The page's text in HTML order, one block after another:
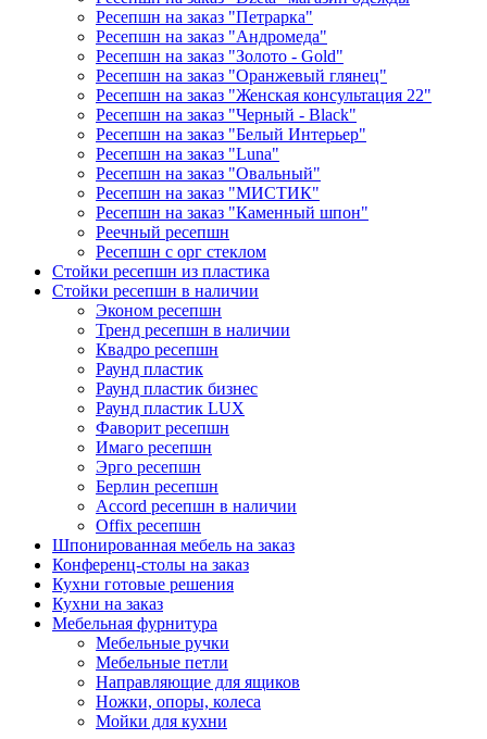
Ресепшн на заказ "Петрарка"
Ресепшн на заказ "Андромеда"
Ресепшн на заказ "Золото - Gold"
Ресепшн на заказ "Оранжевый глянец"
Ресепшн на заказ "Женская консультация 22"
Ресепшн на заказ "Черный - Black"
Ресепшн на заказ "Белый Интерьер"
Ресепшн на заказ "Luna"
Ресепшн на заказ "Овальный"
Ресепшн на заказ "МИСТИК"
Ресепшн на заказ "Каменный шпон"
Реечный ресепшн
Ресепшн с орг стеклом
Стойки ресепшн из пластика
Стойки ресепшн в наличии
Эконом ресепшн
Тренд ресепшн в наличии
Квадро ресепшн
Раунд пластик
Раунд пластик бизнес
Раунд пластик LUX
Фаворит ресепшн
Имаго ресепшн
Эрго ресепшн
Берлин ресепшн
Accord ресепшн в наличии
Offix ресепшн
Шпонированная мебель на заказ
Конференц-столы на заказ
Кухни готовые решения
Кухни на заказ
Мебельная фурнитура
Мебельные ручки
Мебельные петли
Направляющие для ящиков
Ножки, опоры, колеса
Мойки для кухни